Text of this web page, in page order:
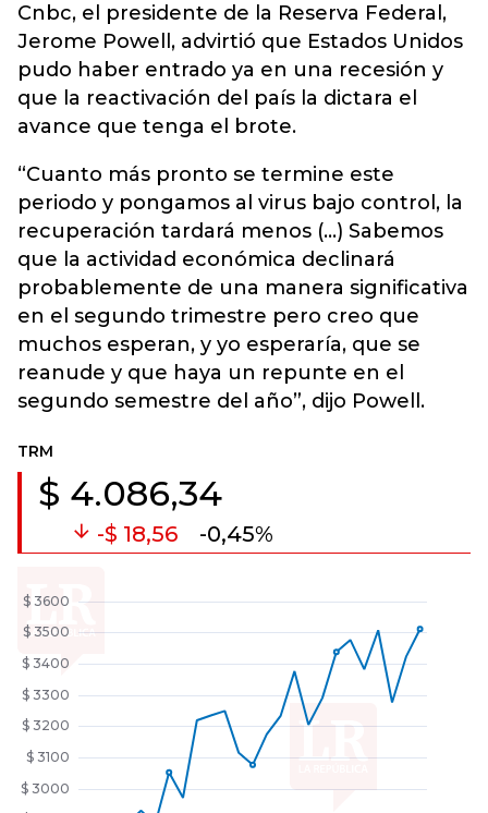
Cnbc, el presidente de la Reserva Federal,
Jerome Powell, advirtió que Estados Unidos
pudo haber entrado ya en una recesión y
que la reactivación del país la dictara el
avance que tenga el brote.
“Cuanto más pronto se termine este
periodo y pongamos al virus bajo control, la
recuperación tardará menos (...) Sabemos
que la actividad económica declinará
probablemente de una manera significativa
en el segundo trimestre pero creo que
muchos esperan, y yo esperaría, que se
reanude y que haya un repunte en el
segundo semestre del año”, dijo Powell.